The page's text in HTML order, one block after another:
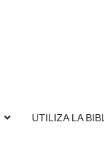
UTILIZA LA